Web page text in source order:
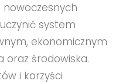
nowoczesnych
system
ekonomicznym
oraz środowiska.
i korzyści